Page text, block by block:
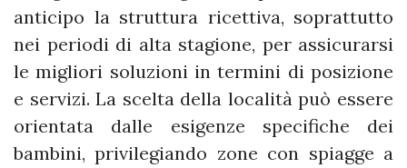
anticipo la struttura ricettiva, soprattutto
nei periodi di alta stagione, per assicurarsi
le migliori soluzioni in termini di posizione
e servizi. La scelta della località può essere
orientata dalle esigenze specifiche dei
bambini, privilegiando zone con spiagge a